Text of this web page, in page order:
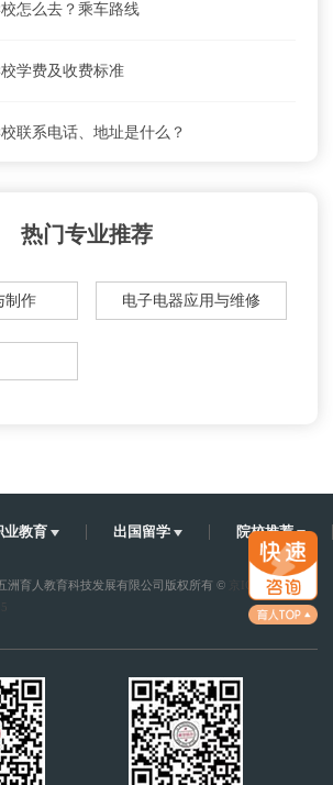
怎么去？乘车路线
学费及收费标准
联系电话、地址是什么？
校学费及收费标准
热门专业推荐
制作 电子电器应用与维修
业教育 出国留学 院校推荐
洲育人教育科技发展有限公司版权所有 ©
京ICP备1200207